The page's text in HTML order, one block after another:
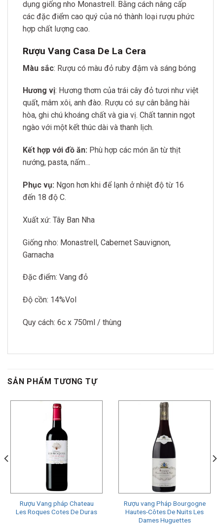
dụng giống nho Monastrell. Bằng cách nâng cấp
các đặc điểm cao quý của nó thành loại rượu phức
hợp chất lượng cao.
Rượu Vang Casa De La Cera
Màu sắc: Rượu có màu đỏ ruby đậm và sáng bóng
Hương vị: Hương thơm của trái cây đỏ tươi như việt
quất, mâm xôi, anh đào. Rượu có sự cân bằng hài
hòa, ghi chú khoáng chất và gia vị. Chất tannin ngọt
ngào với một kết thúc dài và thanh lịch.
Kết hợp với đồ ăn: Phù hợp các món ăn từ thịt
nướng, pasta, nấm…
Phục vụ: Ngon hơn khi để lạnh ở nhiệt độ từ 16
đến 18 độ C.
Xuất xứ: Tây Ban Nha
Giống nho: Monastrell, Cabernet Sauvignon,
Garnacha
Đặc điểm: Vang đỏ
Độ cồn: 14%Vol
Quy cách: 6c x 750ml / thùng
SẢN PHẨM TƯƠNG TỰ
Rượu Vang pháp Chateau
Les Roques Cotes De Duras
Rượu vang Pháp Bourgogne
Hautes-Côtes De Nuits Les
Dames Huguettes